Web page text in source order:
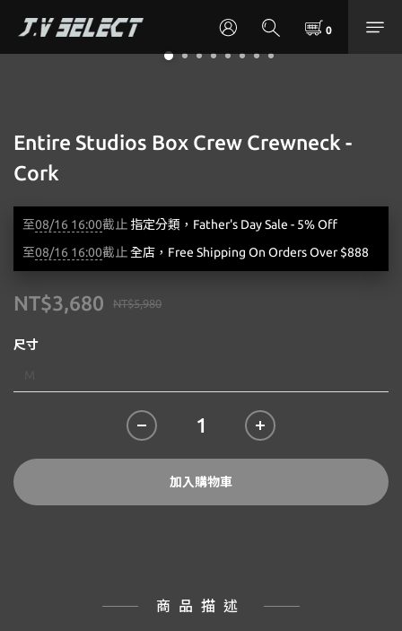
Entire Studios Box Crew Crewneck -
Cork
至08/16 16:00截止 指定分類，Father's Day Sale - 5% Off
至08/16 16:00截止全店，Free Shipping On Orders Over $888
NT$5,980
NT$3,680
尺寸
加入購物車
商品描述